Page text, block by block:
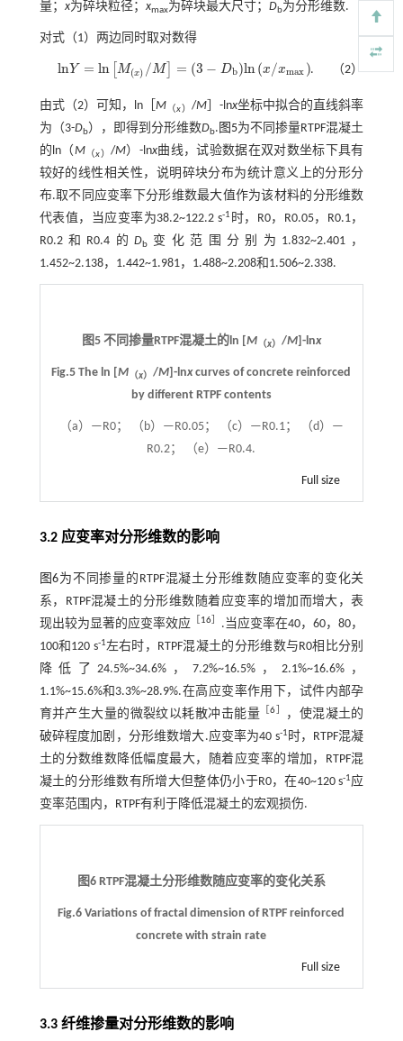
量； x为碎块粒径； xmax为碎块最大尺寸； Db为分形维数.
对式（1） 两边同时取对数得
lnY = ln [M(x) /M = (3 − Db)ln(x /xmax )
lnY= nM(x) M=3-Dbln xm ax . （2）
由式（2） 可知，ln［M （x） /M］-lnx坐标中拟合的直线斜率
为（3-Db），即得到分形维数Db. 图5为不同掺量RTPF混凝土
的ln（M （x）/M）-lnx曲线，试验数据在双对数坐标下具有
较好的线性相关性，说明碎块分布为统计意义上的分形分
布.取不同应变率下分形维数最大值作为该材料的分形维数
代表值，当应变率为38.2~122.2 s-1 时，R0，R0.05，R0.1，
R0.2和R0.4的Db
变化范围分别为1.832~2.401，
1.452~2.138，1.442~1.981，1.488~2.208和1.506~2.338.
图5 不同掺量RTPF混凝土的ln [M（x） /M]-lnx
Fig.5 The ln [M （x）/M]-lnxcurves of concrete reinforced
by different RTPF contents
（a）—R0； （b）—R0.05； （c）—R0.1； （d）—
R0.2； （e）—R0.4.
Full size
3.2 应变率对分形维数的影响
图6为不同掺量的RTPF混凝土分形维数随应变率的变化关
系，RTPF混凝土的分形维数随着应变率的增加而增大，表
现出较为显著的应变率效应［ 16
.当应变率在40，60，80，
100和120 s-1左右时，RTPF混凝土的分形维数与R0相比分别
降低了24.5%~34.6%，7.2%~16.5%，2.1%~16.6%，
1.1%~15.6%和3.3%~28.9%.在高应变率作用下，试件内部孕
育并产生大量的微裂纹以耗散冲击能量［6
，使混凝土的
破碎程度加剧，分形维数增大.应变率为40 s-1时，RTPF混凝
土的分数维数降低幅度最大，随着应变率的增加，RTPF混
凝土的分形维数有所增大但整体仍小于R0，在40~120 s-1应
变率范围内，RTPF有利于降低混凝土的宏观损伤.
图6 RTPF混凝土分形维数随应变率的变化关系
Fig.6 Variations of fractal dimension of RTPF reinforced
concrete with strain rate
Full size
3.3 纤维掺量对分形维数的影响